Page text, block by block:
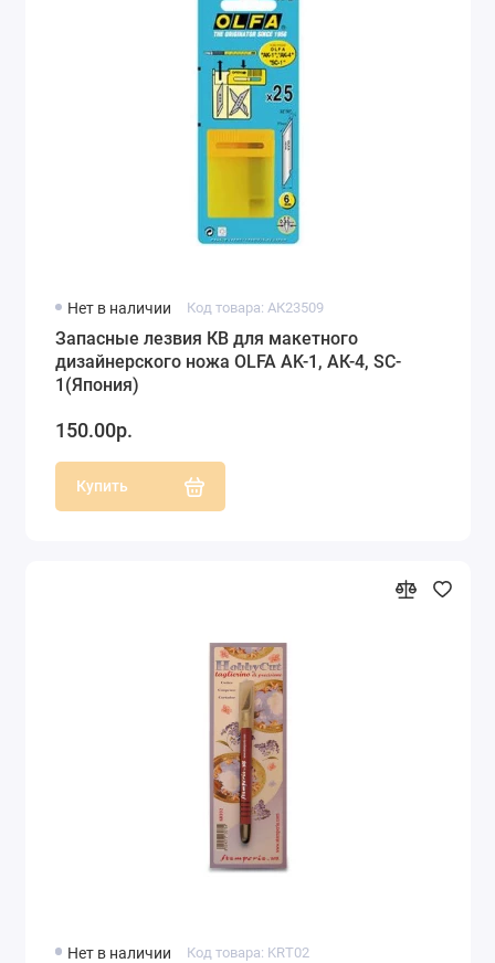
Нет в наличии Код товара: АК23509
Запасные лезвия КВ для макетного
дизайнерского ножа OLFA AK-1, АК-4, SC-
1(Япония)
150.00р.
Купить
Нет в наличии Код товара: KRT02